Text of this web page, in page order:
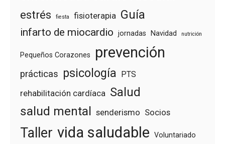
estrés fiesta fisioterapia Guía
infarto de miocardio jornadas Navidad nutrición
Pequeños Corazones prevención
prácticas psicología PTS
rehabilitación cardíaca Salud
salud mental senderismo Socios
Taller vida saludable Voluntariado